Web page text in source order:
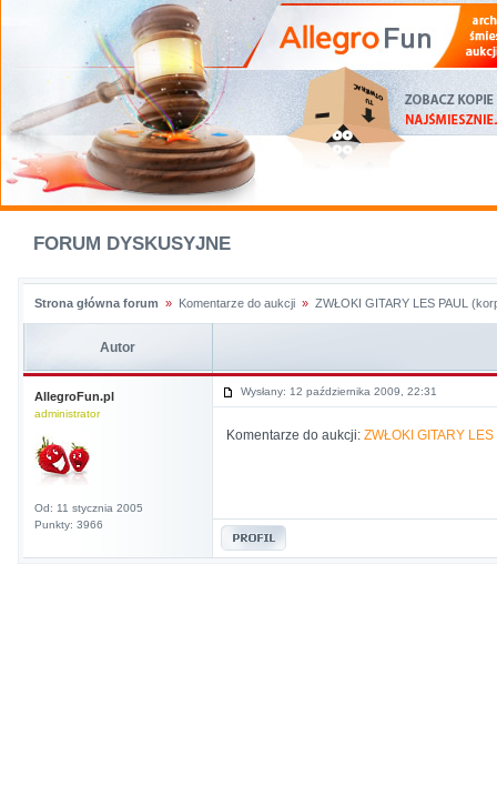
FORUM DYSKUSYJNE
Strona główna forum » Komentarze do aukcji » ZWŁOKI GITARY LES PAUL
Autor
AllegroFun.pl
administrator
Od: 11 stycznia 2005
Punkty: 3966
Wysłany: 12 października 2009, 22:31
Komentarze do aukcji: ZWŁOKI GITARY